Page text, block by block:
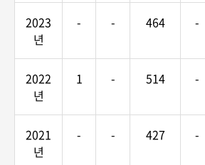
2023
년
- - 464 -
2022
년
1 - 514 -
2021
년
- - 427 -